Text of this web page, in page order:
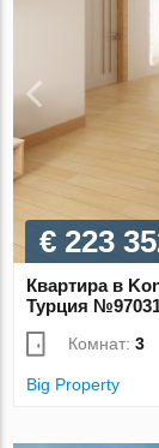
€ 223
Квартира в
Турция
Комнат:3
Big Property